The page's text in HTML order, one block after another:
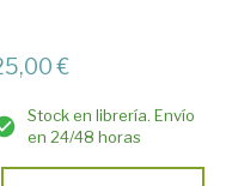
€
Stock en librería. Envío
en 24/48 horas